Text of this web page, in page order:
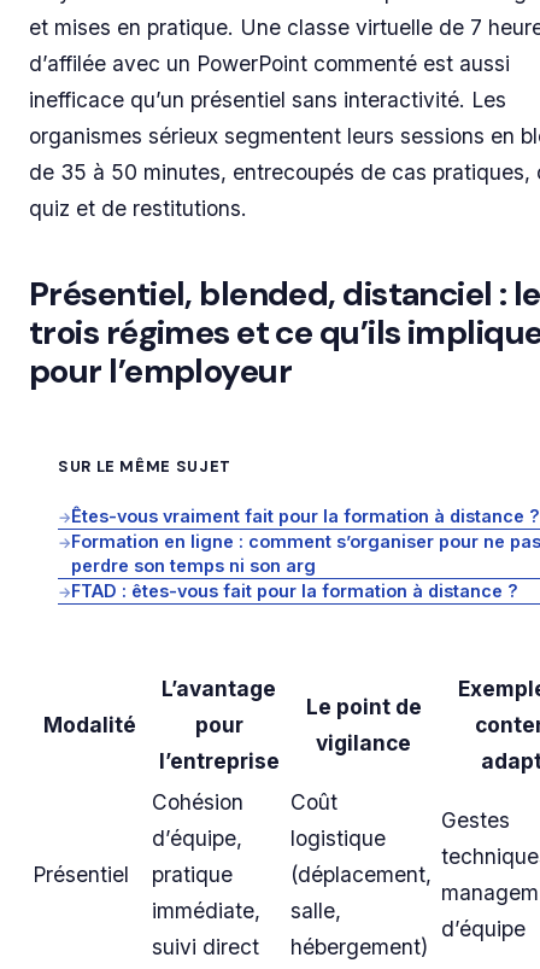
et mises en pratique. Une classe virtuelle de 7
d’affilée avec un PowerPoint commenté est aussi
inefficace qu’un présentiel sans interactivité. Les
organismes sérieux segmentent leurs sessions en
de 35 à 50 minutes, entrecoupés de cas pratiques,
quiz et de restitutions.
Présentiel, blended, distanciel :
trois régimes et ce qu’ils
pour l’employeur
SUR LE MÊME SUJET
→Êtes-vous vraiment fait pour la formation à distance ?
→Formation en ligne : comment s’organiser pour ne pas
perdre son temps ni son arg
→FTAD : êtes-vous fait pour la formation à distance ?
Modalité
L’avantage
pour
l’entreprise
Le point de
vigilance
Présentiel
Cohésion
d’équipe,
pratique
immédiate,
suivi direct
Coût
logistique
(déplacement,
salle,
hébergement)
Gestes
d’équipe